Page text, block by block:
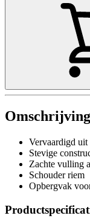
Omschrijving
Vervaardigd
Stevige
Zachte vulling
Schouder riem
Opbergvak